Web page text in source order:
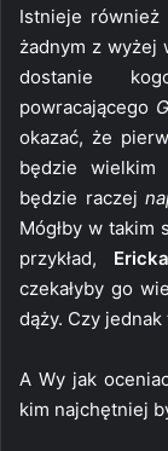
Istnieje również
żadnym z wyżej
dostanie
powracającego
okazać, że
będzie wielkim
będzie raczej
Mógłby w takim
przykład,
czekałyby go
dąży. Czy
A Wy jak
kim najchętniej